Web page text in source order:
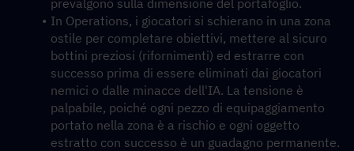
prevalgono sulla dimensione del portafoglio.
In Operations, i giocatori si schierano in una zona
ostile per completare obiettivi, mettere al sicuro
bottini preziosi (rifornimenti) ed estrarre con
successo prima di essere eliminati dai giocatori
nemici o dalle minacce dell'IA. La tensione è
palpabile, poiché ogni pezzo di equipaggiamento
portato nella zona è a rischio e ogni oggetto
estratto con successo è un guadagno permanente.